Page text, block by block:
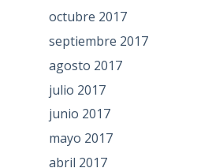
octubre 2017
septiembre 2017
agosto 2017
julio 2017
junio 2017
mayo 2017
abril 2017